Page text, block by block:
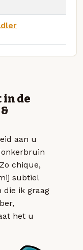
in de
aan u
chique,
subtiel
die ik graag
het u